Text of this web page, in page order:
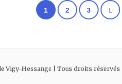
1 2 3
Vigy-Hessange | Tous droits réservés |